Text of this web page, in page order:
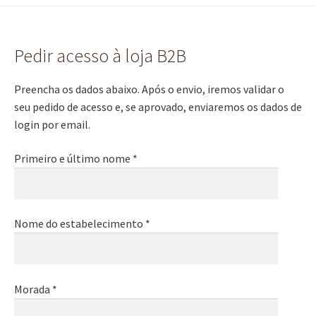
Pedir acesso à loja B2B
Preencha os dados abaixo. Após o envio, iremos validar o
seu pedido de acesso e, se aprovado, enviaremos os dados de
login por email.
Primeiro e último nome *
Nome do estabelecimento *
Morada *